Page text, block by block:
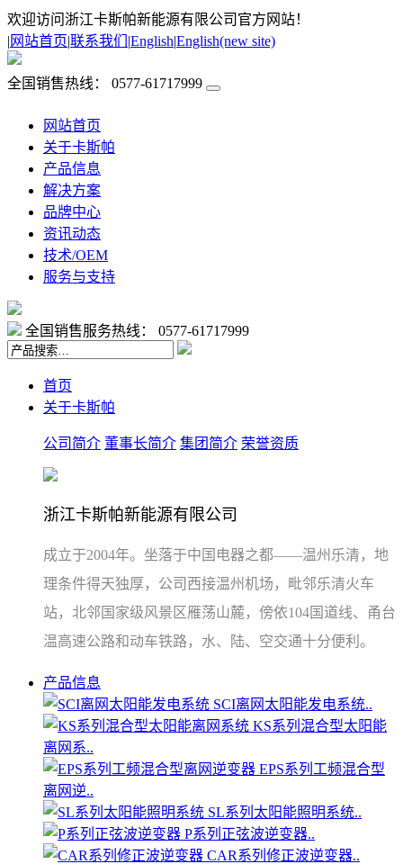
欢迎访问浙江卡斯帕新能源有限公司官方网站！
| 网站首页|联系我们 |English|English(new site)
全国销售热线： 0577-61717999
网站首页
关于卡斯帕
产品信息
解决方案
品牌中心
资讯动态
技术/OEM
服务与支持
全国销售服务热线： 0577-61717999
首页
关于卡斯帕
公司简介 董事长简介 集团简介 荣誉资质
浙江卡斯帕新能源有限公司
成立于2004年。坐落于中国电器之都——温州乐清，地
理条件得天独厚，公司西接温州机场，毗邻乐清火车
站，北邻国家级风景区雁荡山麓，傍依104国道线、甬台
温高速公路和动车铁路，水、陆、空交通十分便利。
产品信息
SCI离网太阳能发电系统..
KS系列混合型太阳能
离网系..
EPS系列工频混合型
离网逆..
SL系列太阳能照明系统..
P系列正弦波逆变器..
CAR系列修正波逆变器..